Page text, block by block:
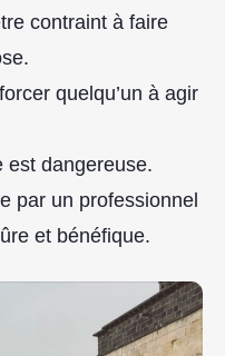
contraint à faire
quelqu’un à agir
est dangereuse.
par un professionnel
et bénéfique.